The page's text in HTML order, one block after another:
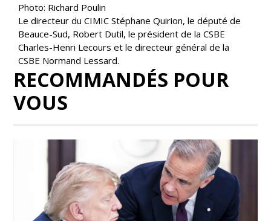
Photo: Richard Poulin
Le directeur du CIMIC Stéphane Quirion, le député de
Beauce-Sud, Robert Dutil, le président de la CSBE
Charles-Henri Lecours et le directeur général de la
CSBE Normand Lessard.
RECOMMANDÉS POUR
VOUS